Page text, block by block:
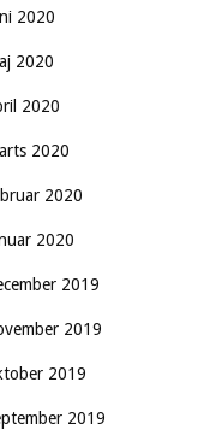
2020
2020
2020
2020
2020
2020
2019
2019
2019
2019